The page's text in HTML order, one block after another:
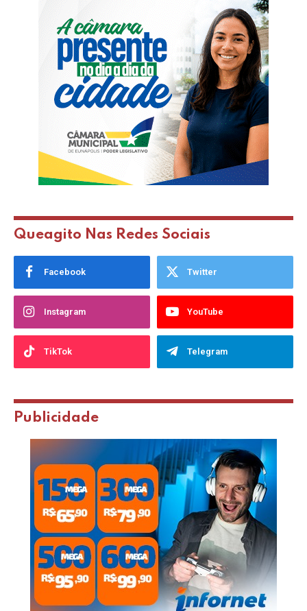
Queagito Nas Redes Sociais
Facebook Twitter
Instagram YouTube
TikTok Telegram
Publicidade